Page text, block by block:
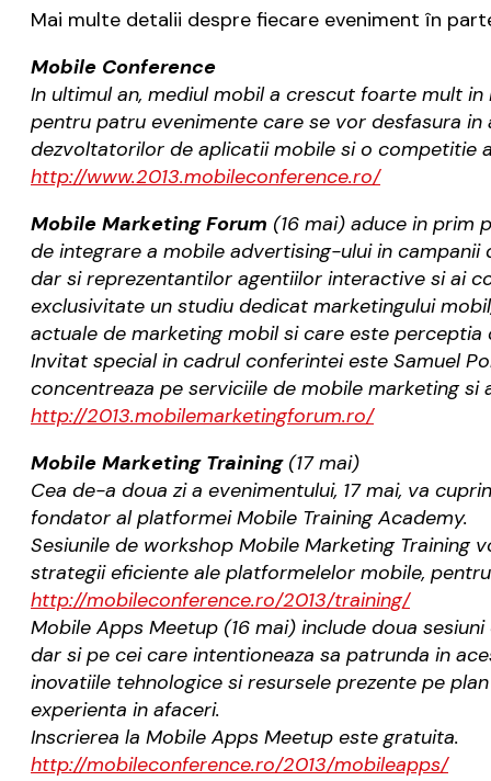
Mai multe detalii despre fiecare eveniment în
Mobile Conference
In ultimul an, mediul mobil a crescut foarte mult
pentru patru evenimente care se vor desfasura
dezvoltatorilor de aplicatii mobile si o competitie
http://www.2013.mobileconference.ro/
Mobile Marketing Forum (16 mai) aduce in prim
de integrare a mobile advertising-ului in
dar si reprezentantilor agentiilor interactive si ai
exclusivitate un studiu dedicat marketingului
actuale de marketing mobil si care este
Invitat special in cadrul conferintei este Samuel
concentreaza pe serviciile de mobile marketing si
http://2013.mobilemarketingforum.ro/
Mobile Marketing Training(17 mai)
Cea de-a doua zi a evenimentului, 17 mai, va
fondator al platformei Mobile Training Academy.
Sesiunile de workshop Mobile Marketing
strategii eficiente ale platformelelor mobile,
http://mobileconference.ro/2013/training/
Mobile Apps Meetup (16 mai) include doua
dar si pe cei care intentioneaza sa patrunda in
inovatiile tehnologice si resursele prezente pe
experienta in afaceri.
Inscrierea la Mobile Apps Meetup este gratuita.
http://mobileconference.ro/2013/mobileapps/